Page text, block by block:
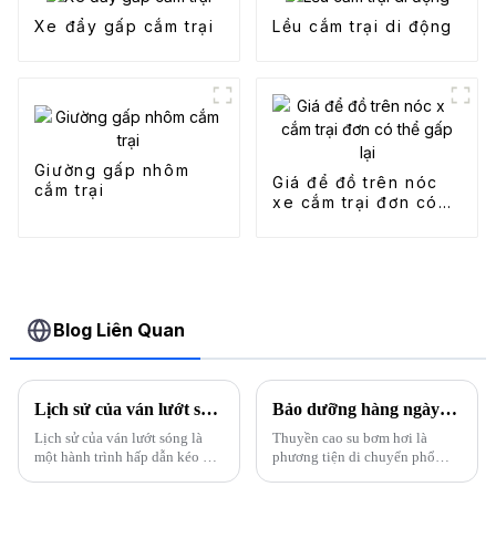
Xe đẩy gấp cắm trại Lều cắm trại di động
Giường gấp nhôm
cắm trại
Giá để đồ trên nóc
xe cắm trại đơn có
Blog Liên Quan
Lịch sử của ván lướt sóng
Lịch sử của ván lướt sóng là
một hành trình hấp dẫn kéo dài
Bảo dưỡng hàng ngày: 10 mẹo hàng đầu để bảo quản thuyền kayak bơm hơi của bạn
Thuyền cao su bơm hơi là
phương tiện di chuyển phổ